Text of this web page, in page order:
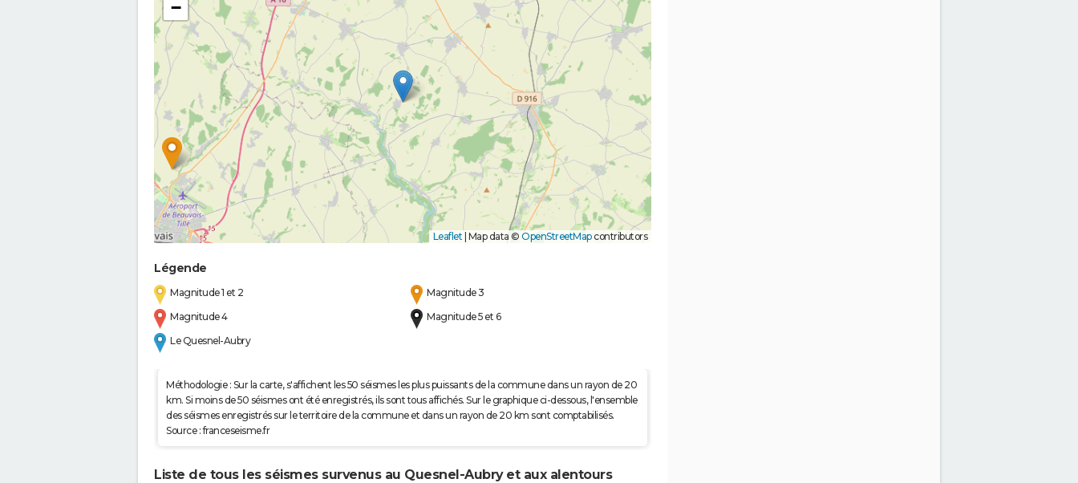
−
Leaflet Map data © OpenStreetMapcontributors
Légende
Magnitude 1 et 2
Magnitude 3
Magnitude 4
Magnitude 5 et 6
Le Quesnel-Aubry
Méthodologie : Sur la carte, s'affichent les 50 séismes les plus puissants de la commune dans un rayon de 20
km. Si moins de 50 séismes ont été enregistrés, ils sont tous affichés. Sur le graphique ci-dessous, l'ensemble
des séismes enregistrés sur le territoire de la commune et dans un rayon de 20 km sont comptabilisés.
Source : franceseisme.fr
Liste de tous les séismes survenus au Quesnel-Aubry et aux alentours